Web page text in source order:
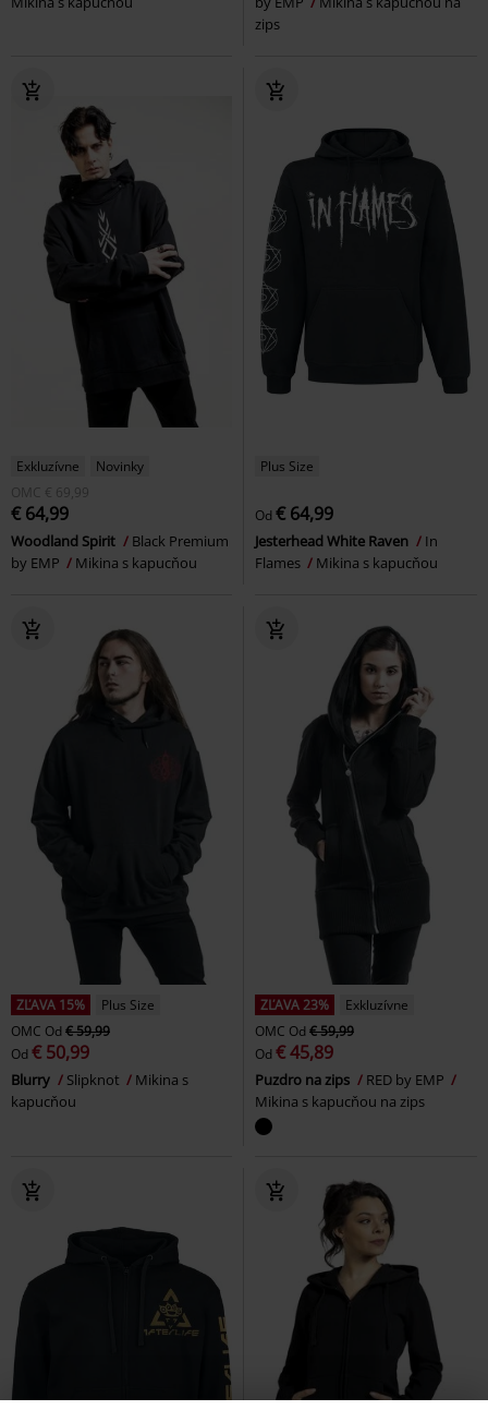
zips
Exkluzívne
Novinky
OMC € 69,99
€ 64,99
Woodland Spirit
Black Premium
by EMP
Mikina s kapucňou
Plus Size
Od € 64,99
Jesterhead White Raven
In
Flames
Mikina s kapucňou
ZĽAVA 15%
Plus Size
OMC Od € 59,99
Od € 50,99
Blurry Slipknot
Mikina s
kapucňou
ZĽAVA 23%
Exkluzívne
OMC Od € 59,99
Od € 45,89
Puzdro na zips
RED by EMP
Mikina s kapucňou na zips